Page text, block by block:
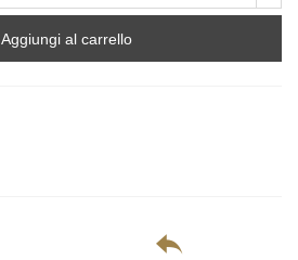
Aggiungi al carrello